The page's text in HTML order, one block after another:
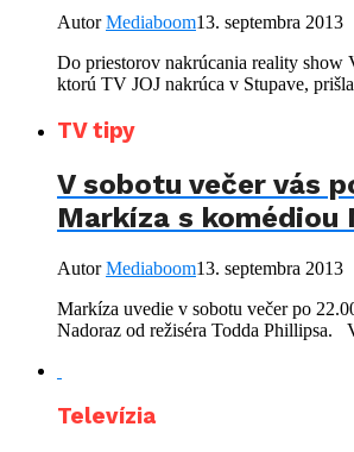
AutorMediaboom13. septembra 2013
Do priestorov nakrúcania reality show
ktorú TV JOJ nakrúca v Stupave,
TV tipy
V sobotu večer vás
Markíza s komédiou
AutorMediaboom13. septembra 2013
Markíza uvedie v sobotu večer po
Nadoraz od režiséra Todda Phillipsa.
Televízia